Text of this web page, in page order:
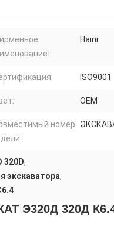
Hainr
ISO9001
ОЕМ
номер
320D,
экскаватора,
Э320Д 320Д